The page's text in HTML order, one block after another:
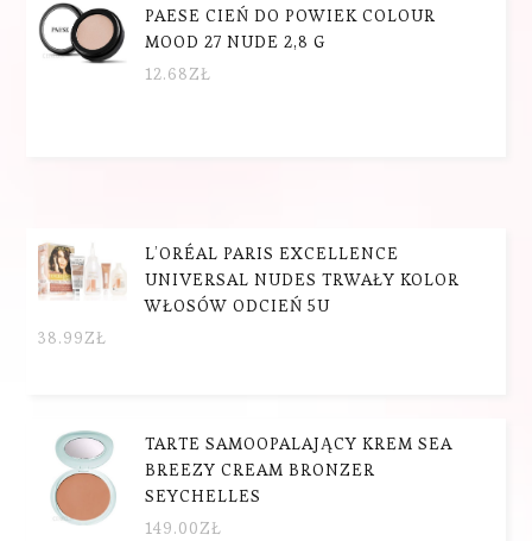
PAESE CIEŃ DO POWIEK COLOUR
MOOD 27 NUDE 2,8 G
12.68ZŁ
L’ORÉAL PARIS EXCELLENCE
UNIVERSAL NUDES TRWAŁY KOLOR
WŁOSÓW ODCIEŃ 5U
38.99ZŁ
TARTE SAMOOPALAJĄCY KREM SEA
BREEZY CREAM BRONZER
SEYCHELLES
149.00ZŁ